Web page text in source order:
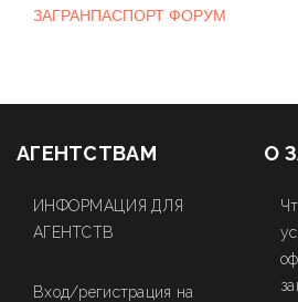
ЗАГРАНПАСПОРТ ФОРУМ
АГЕНТСТВАМ
ИНФОРМАЦИЯ ДЛЯ
АГЕНТСТВ
Вход/регистрация на
О